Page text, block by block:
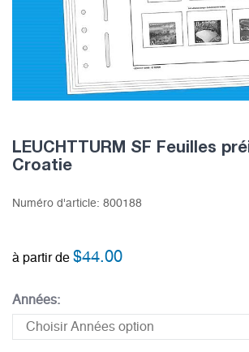
LEUCHTTURM SF Feuilles
Croatie
Numéro d'article: 800188
à partir de $44.00
Années: